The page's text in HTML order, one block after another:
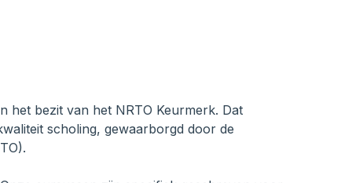
het bezit van het NRTO Keurmerk. Dat
scholing, gewaarborgd door de